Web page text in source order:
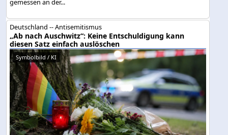
gemessen an der...
Deutschland -- Antisemitismus
„Ab nach Auschwitz“: Keine Entschuldigung kann
diesen Satz einfach auslöschen
Symbolbild / KI